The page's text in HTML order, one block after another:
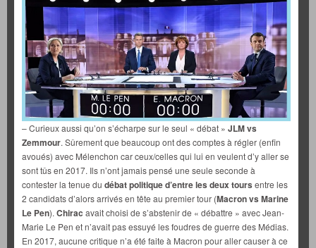
– Curieux aussi qu’on s’écharpe sur le seul « débat » JLM vs
Zemmour. Sûrement que beaucoup ont des comptes à régler (enfin
avoués) avec Mélenchon car ceux/celles qui lui en veulent d’y aller se
sont tûs en 2017. Ils n’ont jamais pensé une seule seconde à
contester la tenue du débat politique d’entre les deux tours entre les
2 candidats d’alors arrivés en tête au premier tour (Macron vs Marine
Le Pen). Chirac avait choisi de s’abstenir de « débattre » avec Jean-
Marie Le Pen et n’avait pas essuyé les foudres de guerre des Médias.
En 2017, aucune critique n’a été faite à Macron pour aller causer à ce